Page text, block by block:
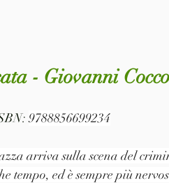
- Giovanni Cocco
9788856699234
arriva sulla scena del
tempo, ed è sempre più